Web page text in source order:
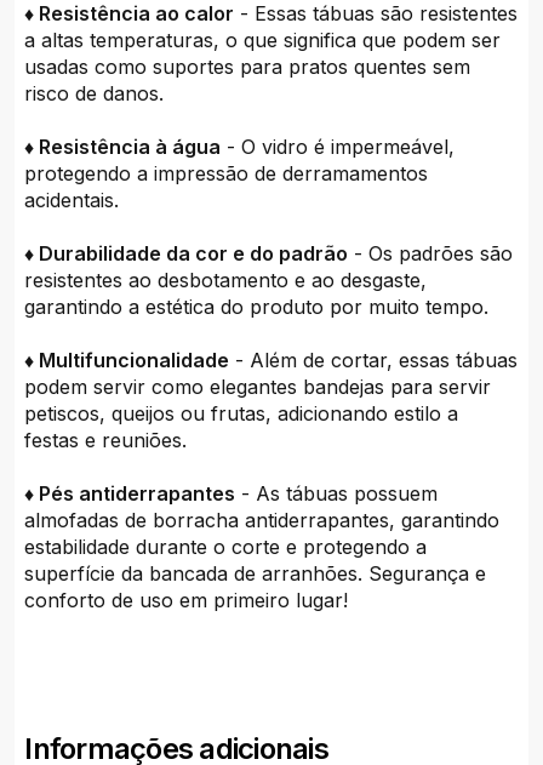
♦ Resistência ao calor - Essas tábuas são resistentes
a altas temperaturas, o que significa que podem ser
usadas como suportes para pratos quentes sem
risco de danos.
♦ Resistência à água - O vidro é impermeável,
protegendo a impressão de derramamentos
acidentais.
♦ Durabilidade da cor e do padrão - Os padrões são
resistentes ao desbotamento e ao desgaste,
garantindo a estética do produto por muito tempo.
♦ Multifuncionalidade - Além de cortar, essas tábuas
podem servir como elegantes bandejas para servir
petiscos, queijos ou frutas, adicionando estilo a
festas e reuniões.
♦ Pés antiderrapantes - As tábuas possuem
almofadas de borracha antiderrapantes, garantindo
estabilidade durante o corte e protegendo a
superfície da bancada de arranhões. Segurança e
conforto de uso em primeiro lugar!
Informações adicionais